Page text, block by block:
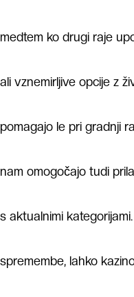
medtem ko drugi raje
ali vznemirljive opcije z
pomagajo le pri gradnji
nam omogočajo tudi
s aktualnimi
spremembe, lahko